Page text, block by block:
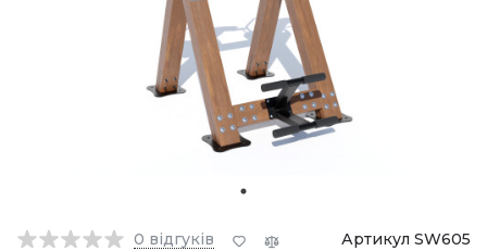
0 відгуків Артикул SW605